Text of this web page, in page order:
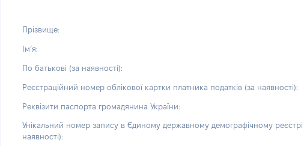
Прізвище:
Імʼя:
По батькові (за наявності):
Реєстраційний номер облікової картки платника податків (за наявності):
Реквізити паспорта громадянина України:
Унікальний номер запису в Єдиному державному демографічному реєстрі
наявності):